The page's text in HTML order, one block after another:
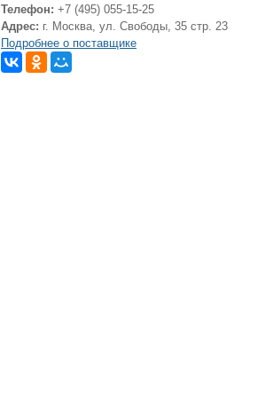
Телефон: +7 (495) 055-15-25
Адрес: г. Москва, ул. Свободы, 35 стр. 23
Подробнее о поставщике